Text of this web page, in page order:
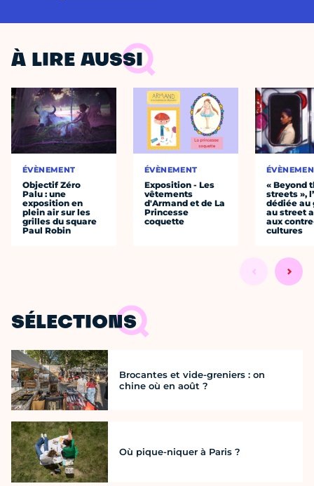
À LIRE AUSSI
ÉVÈNEMENT
Objectif Zéro
Palu : une
exposition en
plein air sur les
grilles du square
Paul Robin
ÉVÈNEMENT
Exposition - Les
vêtements
d'Armand et de La
Princesse
coquette
« Beyond
streets »,
dédiée au
au street
aux
cultures
SÉLECTIONS
Brocantes et vide-greniers : on
chine où en août ?
Où pique-niquer à Paris ?